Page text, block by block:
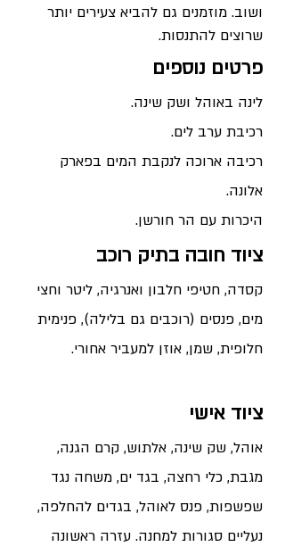
ושוב. מוזמנים גם להביא צעירים יותר
שרוצים להתנסות.
פרטים נוספים
לינה באוהל ושק שינה.
רכיבת ערב לים.
רכיבה ארוכה לנקבת המים בפארק
אלונה.
היכרות עם הר חורשן.
ציוד חובה בתיק רוכב
קסדה, חטיפי חלבון ואנרגיה, ליטר וחצי
מים, פנסים (רוכבים גם בלילה), פנימית
חלופית, שמן, אוזן למעביר אחורי.
ציוד אישי
אוהל, שק שינה, אלתוש, קרם הגנה,
מגבת, כלי רחצה, בגד ים, משחה נגד
שפשפות, פנס לאוהל, בגדים להחלפה,
נעליים סגורות למחנה. עזרה ראשונה